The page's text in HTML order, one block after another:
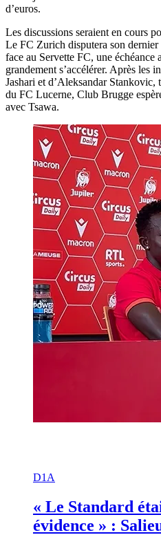
d’euros.
Les discussions seraient en cours
Le FC Zurich disputera son dernier
face au Servette FC, une échéance
grandement s’accélérer. Après les
Jashari et d’Aleksandar Stankovic,
du FC Lucerne, Club Brugge
avec Tsawa.
D1A
« Le Standard
évidence » :